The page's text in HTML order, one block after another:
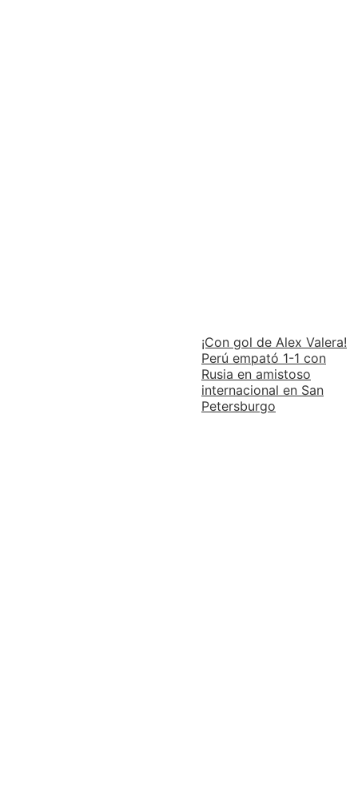
¡Con gol de Alex Valera!
Perú empató 1-1 con
Rusia en amistoso
internacional en San
Petersburgo